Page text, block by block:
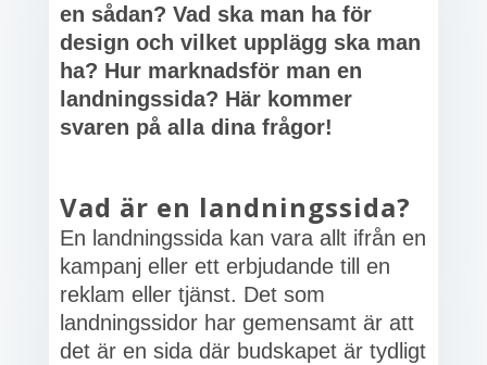
en sådan? Vad ska man ha för
design och vilket upplägg ska man
ha? Hur marknadsför man en
landningssida? Här kommer
svaren på alla dina frågor!
Vad är en landningssida?
En landningssida kan vara allt ifrån en
kampanj eller ett erbjudande till en
reklam eller tjänst. Det som
landningssidor har gemensamt är att
det är en sida där budskapet är tydligt